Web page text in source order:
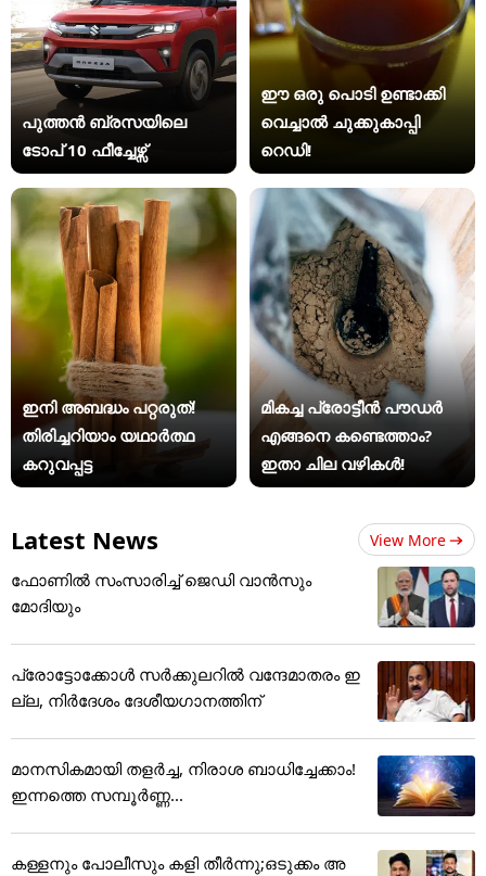
പുത്തൻ ബ്രസയിലെ
ടോപ് 10 ഫീച്ചേഴ്സ്
ഈ ഒരു പൊടി ഉണ്ടാക്കി
വെച്ചാൽ ചുക്കുകാപ്പി
റെഡി!
ഇനി അബദ്ധം പറ്റരുത്!
തിരിച്ചറിയാം യഥാര്‍ത്ഥ
കറുവപ്പട്ട
മികച്ച പ്രോട്ടീൻ പൗഡർ
എങ്ങനെ കണ്ടെത്താം?
ഇതാ ചില വഴികൾ!
Latest News View More
ഫോണില്‍ സംസാരിച്ച് ജെഡി വാന്‍സും
മോദിയും
പ്രോട്ടോക്കോൾ സർക്കുലറിൽ വന്ദേമാതരം ഇ
ല്ല, നിർദേശം ദേശീയഗാനത്തിന്
മാനസികമായി തളർച്ച, നിരാശ ബാധിച്ചേക്കാം!
ഇന്നത്തെ സമ്പൂർണ്ണ...
കള്ളനും പോലീസും കളി തീര്‍ന്നു;ഒടുക്കം അ